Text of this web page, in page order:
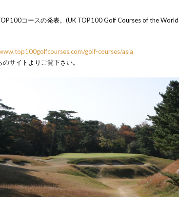
コースの発表。 (UK TOP100 Golf Courses of the World
golf-courses/asia
サイトよりご覧下さい。